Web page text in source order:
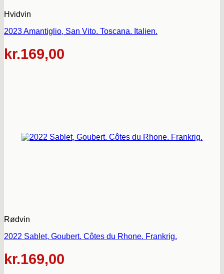
Hvidvin
2023 Amantiglio, San Vito. Toscana. Italien.
kr.169,00
Rødvin
2022 Sablet, Goubert. Côtes du Rhone. Frankrig.
kr.169,00